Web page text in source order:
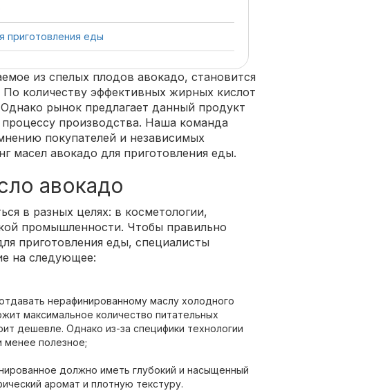
приготовления еды
из спелых плодов авокадо, становится
количеству эффективных жирных кислот
рынок предлагает данный продукт
производства. Наша команда
покупателей и независимых
масел авокадо для приготовления еды.
авокадо
в разных целях: в косметологии,
промышленности. Чтобы правильно
приготовления еды, специалисты
на следующее:
нерафинированному маслу холодного
максимальное количество питательных
дешевле. Однако из-за специфики технологии
менее полезное;
должно иметь глубокий и насыщенный
аромат и плотную текстуру.